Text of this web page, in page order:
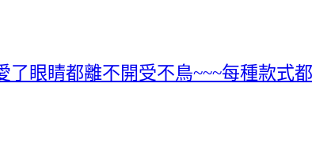
了眼睛都離不開受不鳥~~~每種款